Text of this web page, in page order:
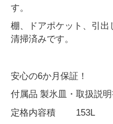
す。
棚、ドアポケット、引
清掃済みです。
安心の6か月保証！
付属品 製氷皿・取扱説
定格内容積 153L